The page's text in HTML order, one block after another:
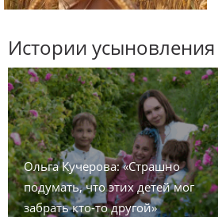
Истории усыновления
Ольга Кучерова: «Страшно
подумать, что этих детей мог
забрать кто-то другой»